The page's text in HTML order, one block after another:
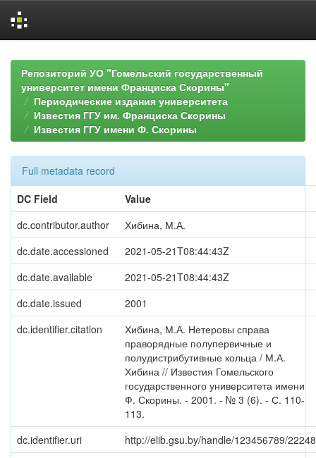
navigationРепозиторий УО "Гомельский государственный
университет имени Франциска Скорины"
Периодические издания университета
Известия ГГУ им. Франциска Скорины
Известия ГГУ имени Ф. Скорины
Full metadata record
DC Field
Value
dc.contributor.author
Хибина, М.А.
dc.date.accessioned
2021-05-21T08:44:43Z
dc.date.available
2021-05-21T08:44:43Z
dc.date.issued
2001
dc.identifier.citation
Хибина, М.А. Нетеровы справа
праворядные полупервичные и
полудистрибутивные кольца / М.А.
Хибина // Известия Гомельского
государственного университета имени
Ф. Скорины. - 2001. - № 3 (6). - С. 110-
113.
dc.identifier.uri
http://elib.gsu.by/handle/123456789/22248